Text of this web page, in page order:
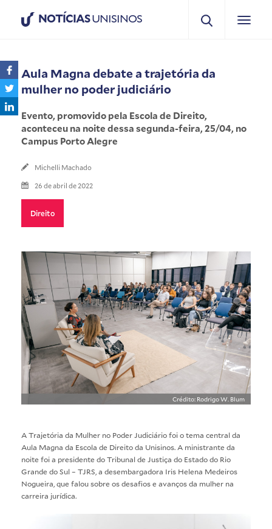
NOTÍCIASUNISINOS
Aula Magna debate a trajetória da
mulher no poder judiciário
Evento, promovido pela Escola de Direito,
aconteceu na noite dessa segunda-feira, 25/04, no
Campus Porto Alegre
Michelli Machado
26 de abril de 2022
Direito
Crédito: Rodrigo W. Blum
A Trajetória da Mulher no Poder Judiciário foi o tema central da
Aula Magna da Escola de Direito da Unisinos. A ministrante da
noite foi a presidente do Tribunal de Justiça do Estado do Rio
Grande do Sul – TJRS, a desembargadora Iris Helena Medeiros
Nogueira, que falou sobre os desafios e avanços da mulher na
carreira jurídica.